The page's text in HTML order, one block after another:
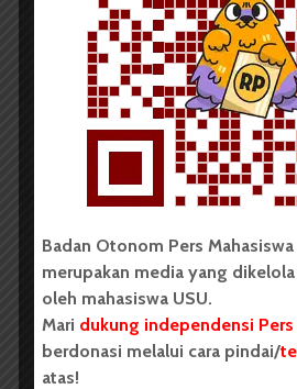
Dark Mode | Moda Gelap
Oleh: Cyntia Lorena Br Tarigan
Tim mahasiswa Universitas
Redaksi 2 menit waktu baca
BERITA KAMPUS
BPDP Sosialisasikan
Mahasiswa 2026,
Penelitian dalam
Badan Otonom Pers Mahasiswa
merupakan media yang
oleh mahasiswa USU.
Mari dukung independensi Pers
berdonasi melalui cara pindai/
atas!